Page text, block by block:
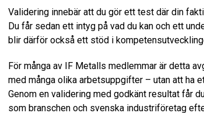
Validering innebär att du gör ett test där din
Du får sedan ett intyg på vad du kan och ett
blir därför också ett stöd i
För många av IF Metalls medlemmar är detta
med många olika arbetsuppgifter – utan att ha
Genom en validering med godkänt resultat får
som branschen och svenska industriföretag